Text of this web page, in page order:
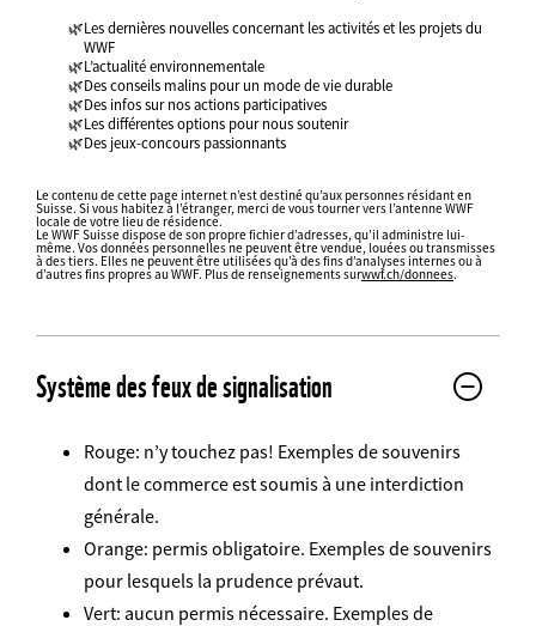
Les dernières nouvelles concernant les activités et les projets du
WWF
L’actualité environnementale
Des conseils malins pour un mode de vie durable
Des infos sur nos actions participatives
Les différentes options pour nous soutenir
Des jeux-concours passionnants
FIELDSET
fieldset
Le contenu de cette page internet n’est destiné qu’aux personnes résidant en
Suisse. Si vous habitez à l’étranger, merci de vous tourner vers l’antenne WWF
locale de votre lieu de résidence.
Le WWF Suisse dispose de son propre fichier d’adresses, qu’il administre lui-
même. Vos données personnelles ne peuvent être vendue, louées ou transmisses
à des tiers. Elles ne peuvent être utilisées qu’à des fins d’analyses internes ou à
d’autres fins propres au WWF. Plus de renseignements surwwf.ch/donnees.
Système des feux de signalisation
Rouge: n’y touchez pas! Exemples de souvenirs
dont le commerce est soumis à une interdiction
générale.
Orange: permis obligatoire. Exemples de souvenirs
pour lesquels la prudence prévaut.
Vert: aucun permis nécessaire. Exemples de